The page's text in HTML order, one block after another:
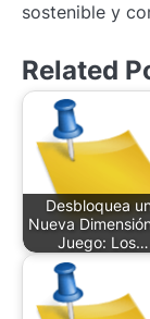
sostenible y
Related
Desbloquea
Nueva
Juego: Los…